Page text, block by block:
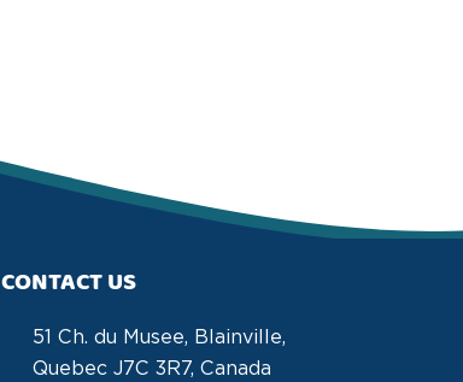
CONTACT US
51 Ch. du Musee, Blainville,
Quebec J7C 3R7, Canada